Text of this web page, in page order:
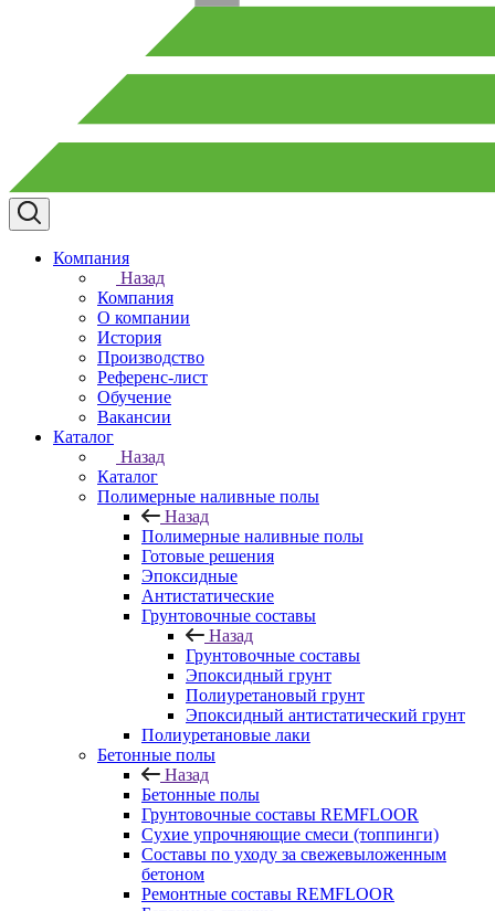
Компания
Назад
Компания
О компании
История
Производство
Референс-лист
Обучение
Вакансии
Каталог
Назад
Каталог
Полимерные наливные полы
Назад
Полимерные наливные полы
Готовые решения
Эпоксидные
Антистатические
Грунтовочные составы
Назад
Грунтовочные составы
Эпоксидный грунт
Полиуретановый грунт
Эпоксидный антистатический грунт
Полиуретановые лаки
Бетонные полы
Назад
Бетонные полы
Грунтовочные составы REMFLOOR
Сухие упрочняющие смеси (топпинги)
Составы по уходу за свежевыложенным
бетоном
Ремонтные составы REMFLOOR